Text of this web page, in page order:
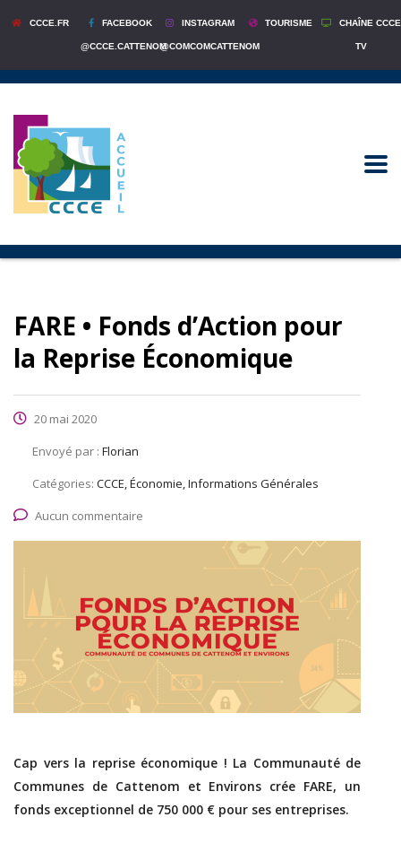
CCCE.FR FACEBOOK
@CCCE.CATTENOM
INSTAGRAM
@COMCOMCATTENOM
TOURISME CHAÎNE CCCE
TV
FARE • Fonds d’Action pour
la Reprise Économique
20 mai 2020
Envoyé par : Florian
Catégories: CCCE, Économie, Informations Générales
Aucun commentaire
Cap vers la reprise économique ! La Communauté de
Communes de Cattenom et Environs crée FARE, un
fonds exceptionnel de 750 000 € pour ses entreprises.